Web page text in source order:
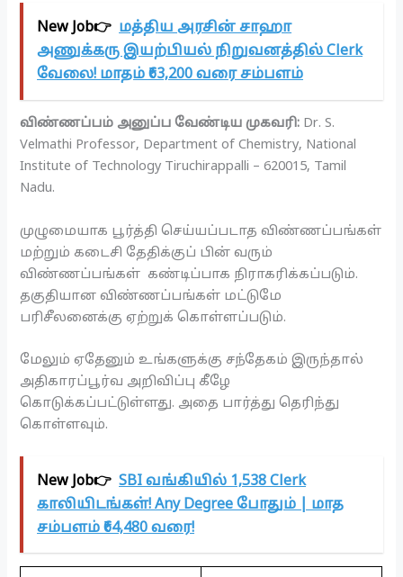
New Job👉 மத்திய அரசின் சாஹா
அணுக்கரு இயற்பியல் நிறுவனத்தில் Clerk
வேலை! மாதம் ₹63,200 வரை சம்பளம்
விண்ணப்பம் அனுப்ப வேண்டிய முகவரி: Dr. S.
Velmathi Professor, Department of Chemistry, National
Institute of Technology Tiruchirappalli – 620015, Tamil
Nadu.
முழுமையாக பூர்த்தி செய்யப்படாத விண்ணப்பங்கள்
மற்றும் கடைசி தேதிக்குப் பின் வரும்
விண்ணப்பங்கள் கண்டிப்பாக நிராகரிக்கப்படும்.
தகுதியான விண்ணப்பங்கள் மட்டுமே
பரிசீலனைக்கு ஏற்றுக் கொள்ளப்படும்.
மேலும் ஏதேனும் உங்களுக்கு சந்தேகம் இருந்தால்
அதிகாரப்பூர்வ அறிவிப்பு கீழே
கொடுக்கப்பட்டுள்ளது. அதை பார்த்து தெரிந்து
கொள்ளவும்.
New Job👉 SBI வங்கியில் 1,538 Clerk
காலியிடங்கள்! Any Degree போதும் | மாத
சம்பளம் ₹64,480 வரை!